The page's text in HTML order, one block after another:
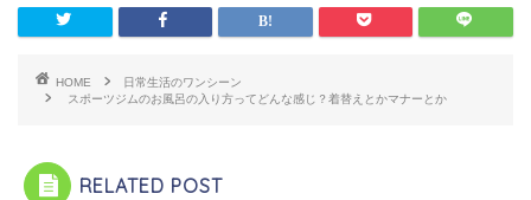
HOME
日常生活のワンシーン
スポーツジムのお風呂の入り方ってどんな感じ？着替えとかマナーとか
RELATED POST